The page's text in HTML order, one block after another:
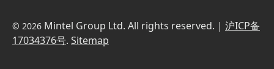
© 2026 Mintel Group Ltd. All rights reserved. | 沪ICP备
17034376号. Sitemap